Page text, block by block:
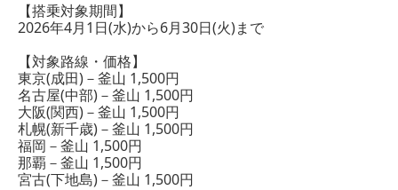
【搭乗対象期間】
2026年4月1日(水)から6月30日(火)まで
【対象路線・価格】
東京(成田)－釜山 1,500円
名古屋(中部)－釜山 1,500円
大阪(関西)－釜山 1,500円
札幌(新千歳)－釜山 1,500円
福岡－釜山 1,500円
那覇－釜山 1,500円
宮古(下地島)－釜山 1,500円